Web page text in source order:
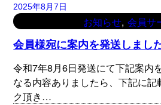
2025年8月7日
お知らせ, 会員サ
会員様宛に案内を発送しまし
令和7年8月6日発送にて下記案内
なる内容ありましたら、下記に記
ク頂き…